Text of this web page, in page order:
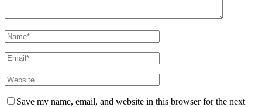
Save my name, email, and website in this browser for the next